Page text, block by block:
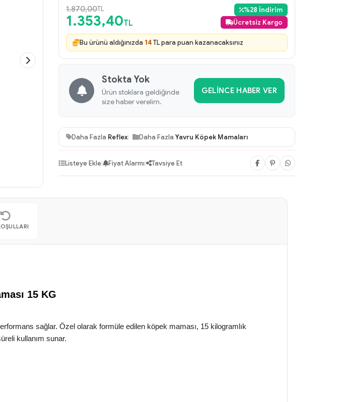
1.870,00TL
1.353,40TL
%28 İndirim
Ücretsiz Kargo
Bu ürünü aldığınızda 14TL para puan kazanacaksınız
Stokta Yok
Ürün stoklara geldiğinde
size haber verelim.
GELINCE HABER VER
Daha Fazla Reflex Daha Fazla Yavru Köpek Mamaları
Listeye Ekle| Fiyat Alarmı| Tavsiye Et
15 KG
sağlar. Özel olarak formüle edilen köpek maması, 15 kilogramlık
kullanım sunar.